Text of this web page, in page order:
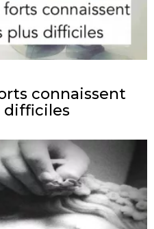
connaissent
difficiles